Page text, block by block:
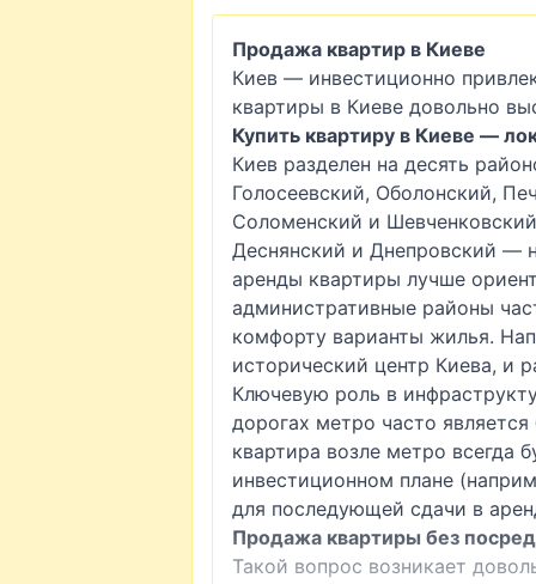
Продажа квартир в Киеве
Киев — инвестиционно
квартиры в Киеве довольно
Купить квартиру в Киеве —
Киев разделен на десять
Голосеевский, Оболонский,
Соломенский и
Деснянский и Днепровский —
аренды квартиры лучше
административные районы
комфорту варианты жилья.
исторический центр Киева, и
Ключевую роль в
дорогах метро часто
квартира возле метро всегда
инвестиционном плане
для последующей сдачи в
Продажа квартиры без
Такой вопрос возникает